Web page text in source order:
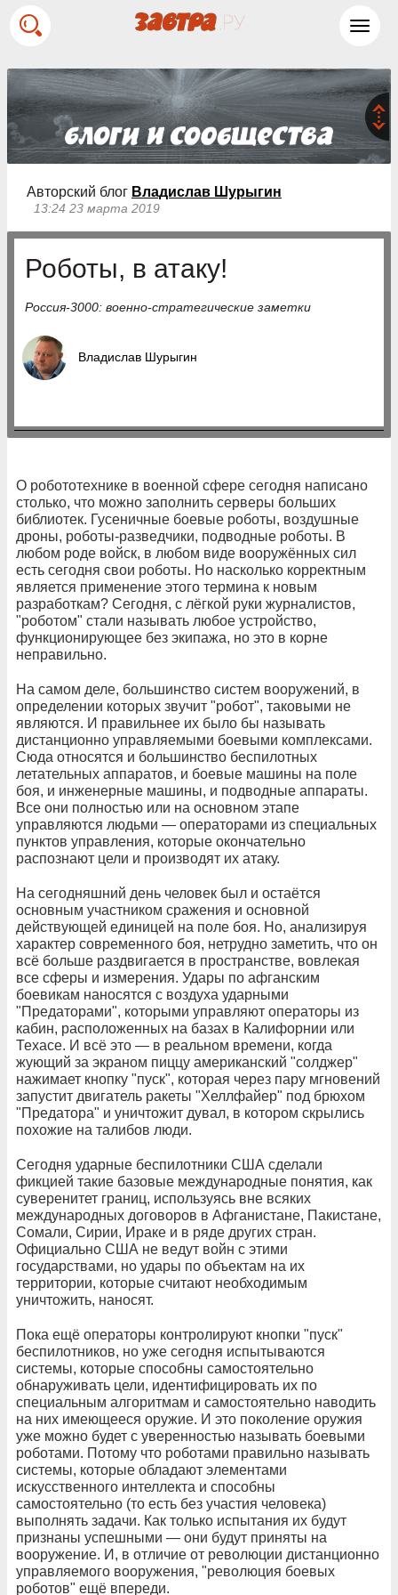
Авторский блог Владислав Шурыгин
13:24 23 марта 2019
Роботы, в атаку!
Россия-3000: военно-стратегические заметки
Владислав Шурыгин
О робототехнике в военной сфере сегодня написано
столько, что можно заполнить серверы больших
библиотек. Гусеничные боевые роботы, воздушные
дроны, роботы-разведчики, подводные роботы. В
любом роде войск, в любом виде вооружённых сил
есть сегодня свои роботы. Но насколько корректным
является применение этого термина к новым
разработкам? Сегодня, с лёгкой руки журналистов,
"роботом" стали называть любое устройство,
функционирующее без экипажа, но это в корне
неправильно.
На самом деле, большинство систем вооружений, в
определении которых звучит "робот", таковыми не
являются. И правильнее их было бы называть
дистанционно управляемыми боевыми комплексами.
Сюда относятся и большинство беспилотных
летательных аппаратов, и боевые машины на поле
боя, и инженерные машины, и подводные аппараты.
Все они полностью или на основном этапе
управляются людьми — операторами из специальных
пунктов управления, которые окончательно
распознают цели и производят их атаку.
На сегодняшний день человек был и остаётся
основным участником сражения и основной
действующей единицей на поле боя. Но, анализируя
характер современного боя, нетрудно заметить, что он
всё больше раздвигается в пространстве, вовлекая
все сферы и измерения. Удары по афганским
боевикам наносятся с воздуха ударными
"Предаторами", которыми управляют операторы из
кабин, расположенных на базах в Калифорнии или
Техасе. И всё это — в реальном времени, когда
жующий за экраном пиццу американский "солджер"
нажимает кнопку "пуск", которая через пару мгновений
запустит двигатель ракеты "Хеллфайер" под брюхом
"Предатора" и уничтожит дувал, в котором скрылись
похожие на талибов люди.
Сегодня ударные беспилотники США сделали
фикцией такие базовые международные понятия, как
суверенитет границ, используясь вне всяких
международных договоров в Афганистане, Пакистане,
Сомали, Сирии, Ираке и в ряде других стран.
Официально США не ведут войн с этими
государствами, но удары по объектам на их
территории, которые считают необходимым
уничтожить, наносят.
Пока ещё операторы контролируют кнопки "пуск"
беспилотников, но уже сегодня испытываются
системы, которые способны самостоятельно
обнаруживать цели, идентифицировать их по
специальным алгоритмам и самостоятельно наводить
на них имеющееся оружие. И это поколение оружия
уже можно будет с уверенностью называть боевыми
роботами. Потому что роботами правильно называть
системы, которые обладают элементами
искусственного интеллекта и способны
самостоятельно (то есть без участия человека)
выполнять задачи. Как только испытания их будут
признаны успешными — они будут приняты на
вооружение. И, в отличие от революции дистанционно
управляемого вооружения, "революция боевых
роботов" ещё впереди.